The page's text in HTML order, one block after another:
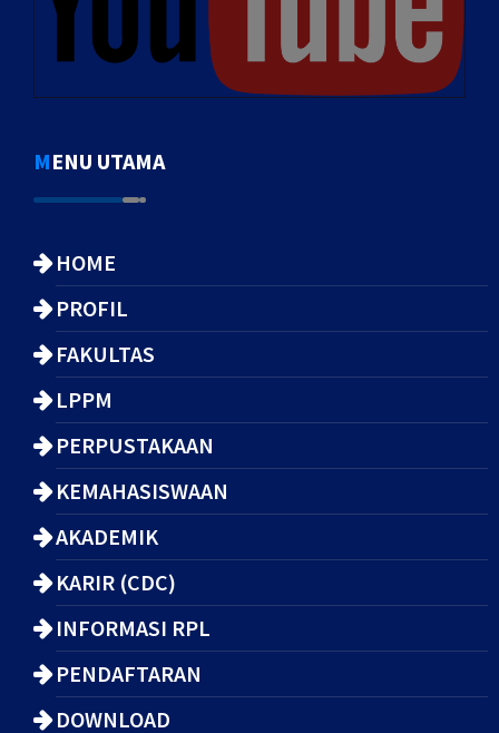
MENU UTAMA
HOME
PROFIL
FAKULTAS
LPPM
PERPUSTAKAAN
KEMAHASISWAAN
AKADEMIK
KARIR (CDC)
INFORMASI RPL
PENDAFTARAN
DOWNLOAD